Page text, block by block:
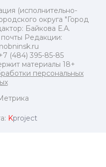
(исполнительно-
округа "Город
Байкова Е.А.
Редакции:
(484) 395-85-85
материалы 18+
персональных
Kproject